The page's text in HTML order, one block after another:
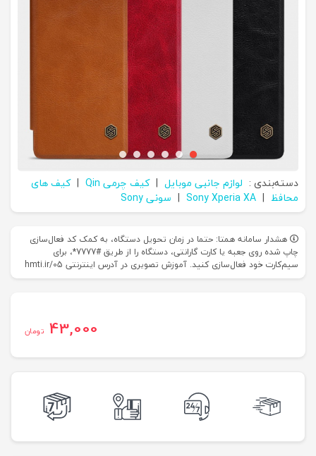
دسته‌بندی : لوازم جانبی موبایل | کیف چرمی Qin | کیف های
محافظ |
Sony Xperia XA
| سونی Sony
هشدار سامانه همتا: حتما در زمان تحویل دستگاه، به کمک کد فعال‌سازی
چاپ شده روی جعبه یا کارت گارانتی، دستگاه را از طریق #7777*، برای
سیم‌کارت خود فعال‌سازی کنید. آموزش تصویری در آدرس اینترنتی hmti.ir/05
43,000 تومان